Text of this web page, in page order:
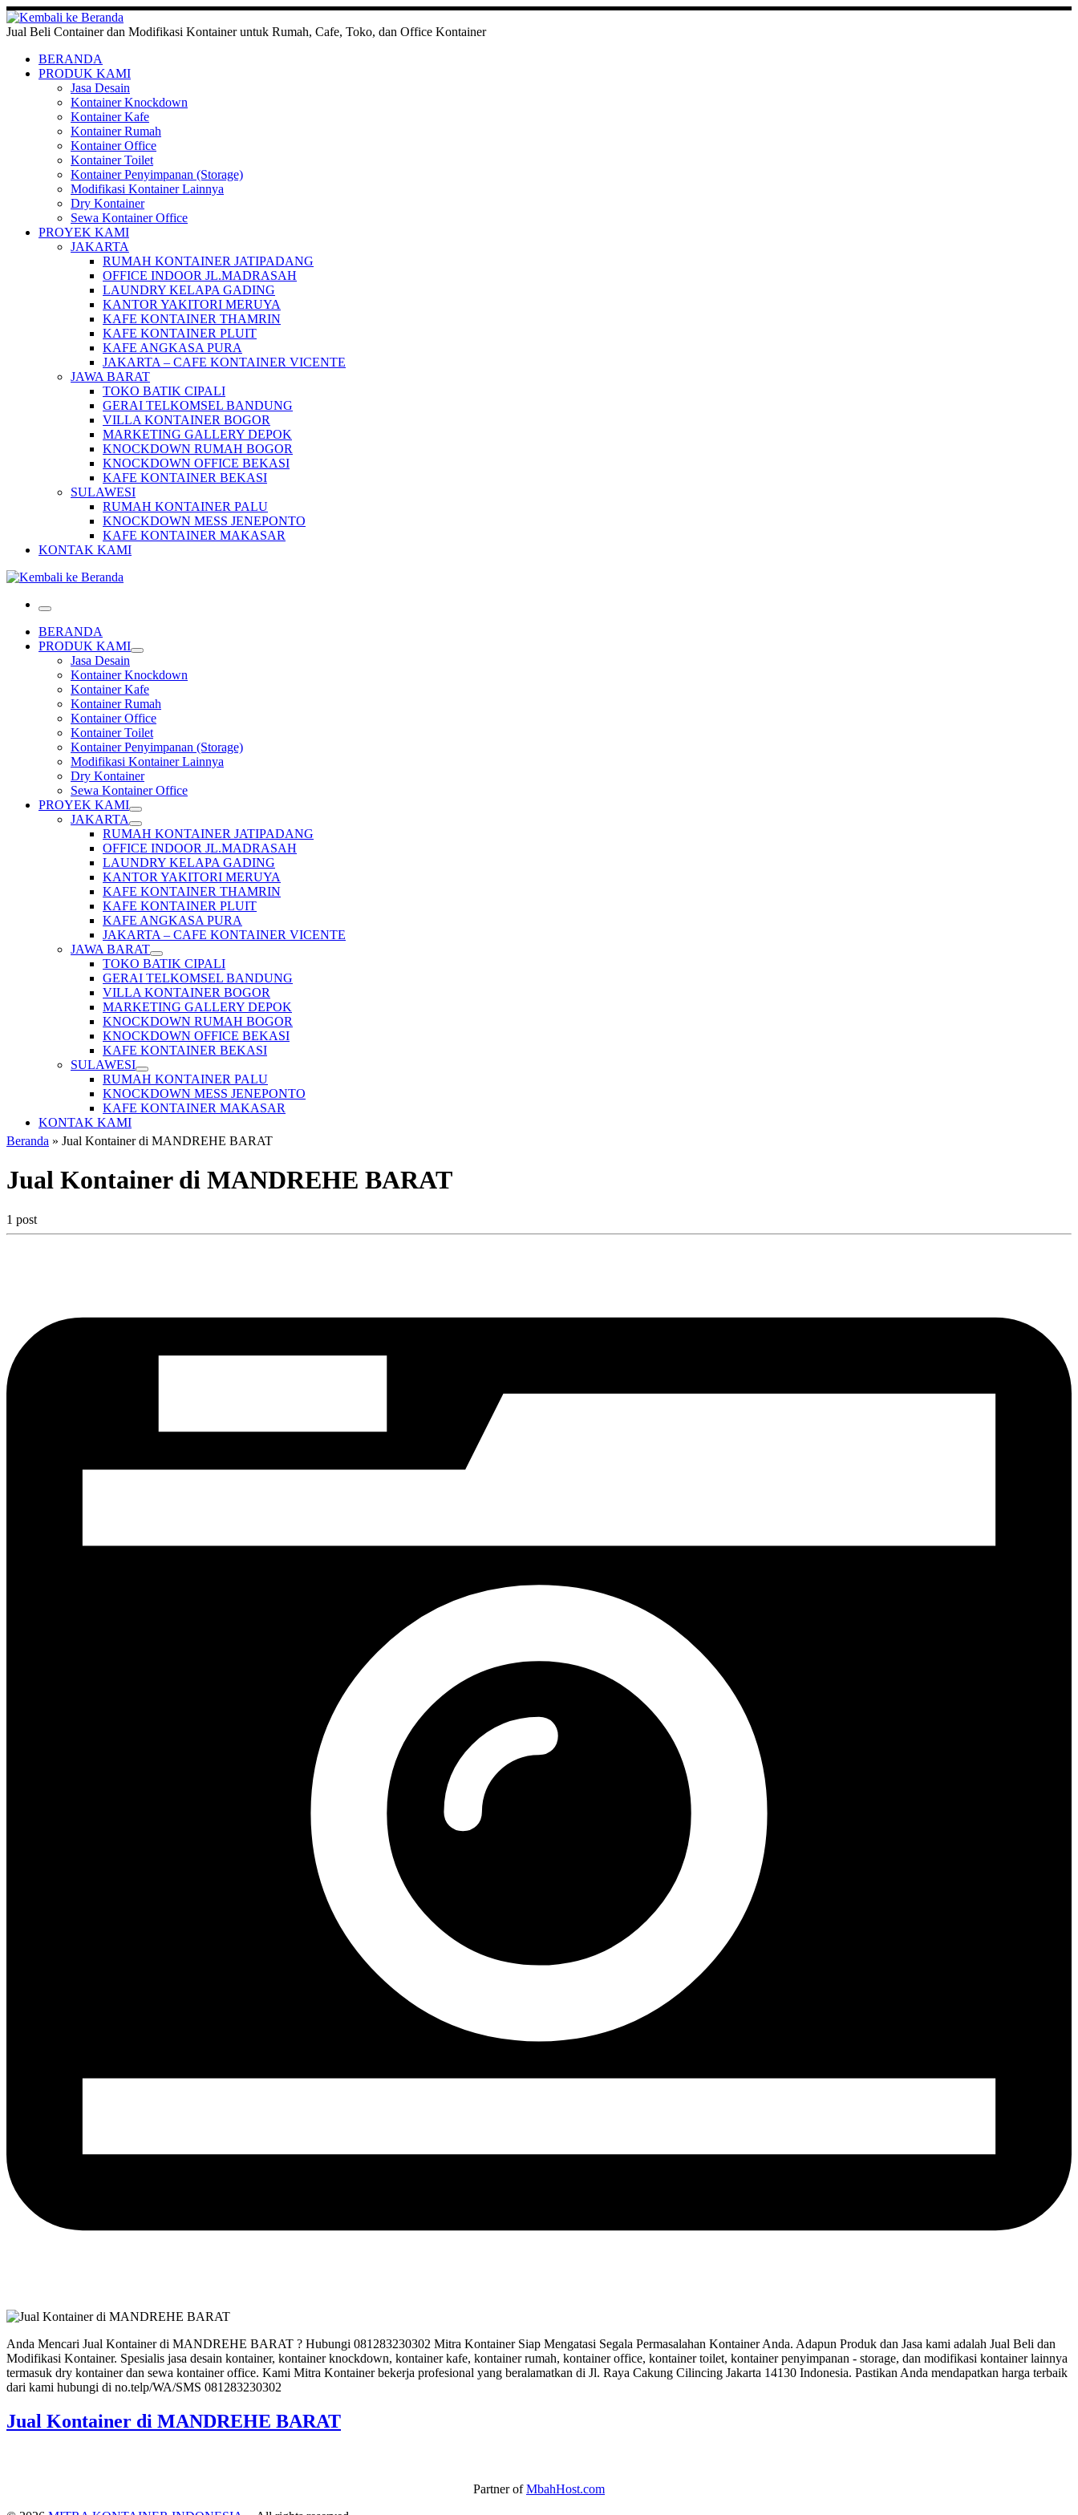
Skip
to
Jual Beli Container dan Modifikasi Kontainer untuk Rumah, Cafe, Toko, dan Office Kontainer
BERANDA
PRODUK KAMI
Jasa Desain
Kontainer Knockdown
Kontainer Kafe
Kontainer Rumah
Kontainer Office
Kontainer Toilet
Kontainer Penyimpanan (Storage)
Modifikasi Kontainer Lainnya
Dry Kontainer
Sewa Kontainer Office
PROYEK KAMI
JAKARTA
RUMAH KONTAINER JATIPADANG
OFFICE INDOOR JL.MADRASAH
LAUNDRY KELAPA GADING
KANTOR YAKITORI MERUYA
KAFE KONTAINER THAMRIN
KAFE KONTAINER PLUIT
KAFE ANGKASA PURA
JAKARTA – CAFE KONTAINER VICENTE
JAWA BARAT
TOKO BATIK CIPALI
GERAI TELKOMSEL BANDUNG
VILLA KONTAINER BOGOR
MARKETING GALLERY DEPOK
KNOCKDOWN RUMAH BOGOR
KNOCKDOWN OFFICE BEKASI
KAFE KONTAINER BEKASI
SULAWESI
RUMAH KONTAINER PALU
KNOCKDOWN MESS JENEPONTO
KAFE KONTAINER MAKASAR
KONTAK KAMI
Menu
BERANDA
PRODUK KAMI
Jasa Desain
Kontainer Knockdown
Kontainer Kafe
Kontainer Rumah
Kontainer Office
Kontainer Toilet
Kontainer Penyimpanan (Storage)
Modifikasi Kontainer Lainnya
Dry Kontainer
Sewa Kontainer Office
PROYEK KAMI
JAKARTA
RUMAH KONTAINER JATIPADANG
OFFICE INDOOR JL.MADRASAH
LAUNDRY KELAPA GADING
KANTOR YAKITORI MERUYA
KAFE KONTAINER THAMRIN
KAFE KONTAINER PLUIT
KAFE ANGKASA PURA
JAKARTA – CAFE KONTAINER VICENTE
JAWA BARAT
TOKO BATIK CIPALI
GERAI TELKOMSEL BANDUNG
VILLA KONTAINER BOGOR
MARKETING GALLERY DEPOK
KNOCKDOWN RUMAH BOGOR
KNOCKDOWN OFFICE BEKASI
KAFE KONTAINER BEKASI
SULAWESI
RUMAH KONTAINER PALU
KNOCKDOWN MESS JENEPONTO
KAFE KONTAINER MAKASAR
KONTAK KAMI
Beranda » Jual Kontainer di MANDREHE BARAT
Jual Kontainer di MANDREHE BARAT
1 post
Anda Mencari Jual Kontainer di MANDREHE BARAT ? Hubungi 081283230302 Mitra Kontainer Siap Mengatasi Segala Permasalahan Kontainer Anda. Adapun Produk dan Jasa kami adalah Jual Beli dan
Modifikasi Kontainer. Spesialis jasa desain kontainer, kontainer knockdown, kontainer kafe, kontainer rumah, kontainer office, kontainer toilet, kontainer penyimpanan - storage, dan modifikasi kontainer lainnya
termasuk dry kontainer dan sewa kontainer office. Kami Mitra Kontainer bekerja profesional yang beralamatkan di Jl. Raya Cakung Cilincing Jakarta 14130 Indonesia. Pastikan Anda mendapatkan harga terbaik
dari kami hubungi di no.telp/WA/SMS 081283230302
Jual Kontainer di MANDREHE BARAT
Partner ofMbahHost.com